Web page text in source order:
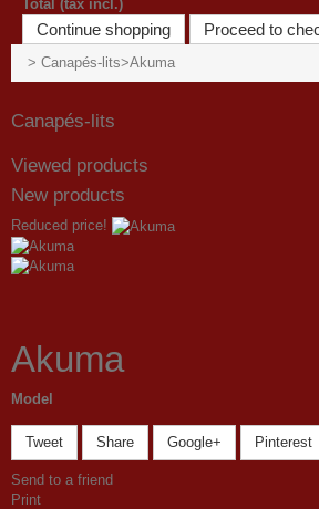
Total (tax incl.)
Continue shopping Proceed to
> Canapés-lits>Akuma
Canapés-lits
Viewed products
New products
Reduced price!
Akuma
Model
Tweet Share Google+ Pinterest
Send to a friend
Print